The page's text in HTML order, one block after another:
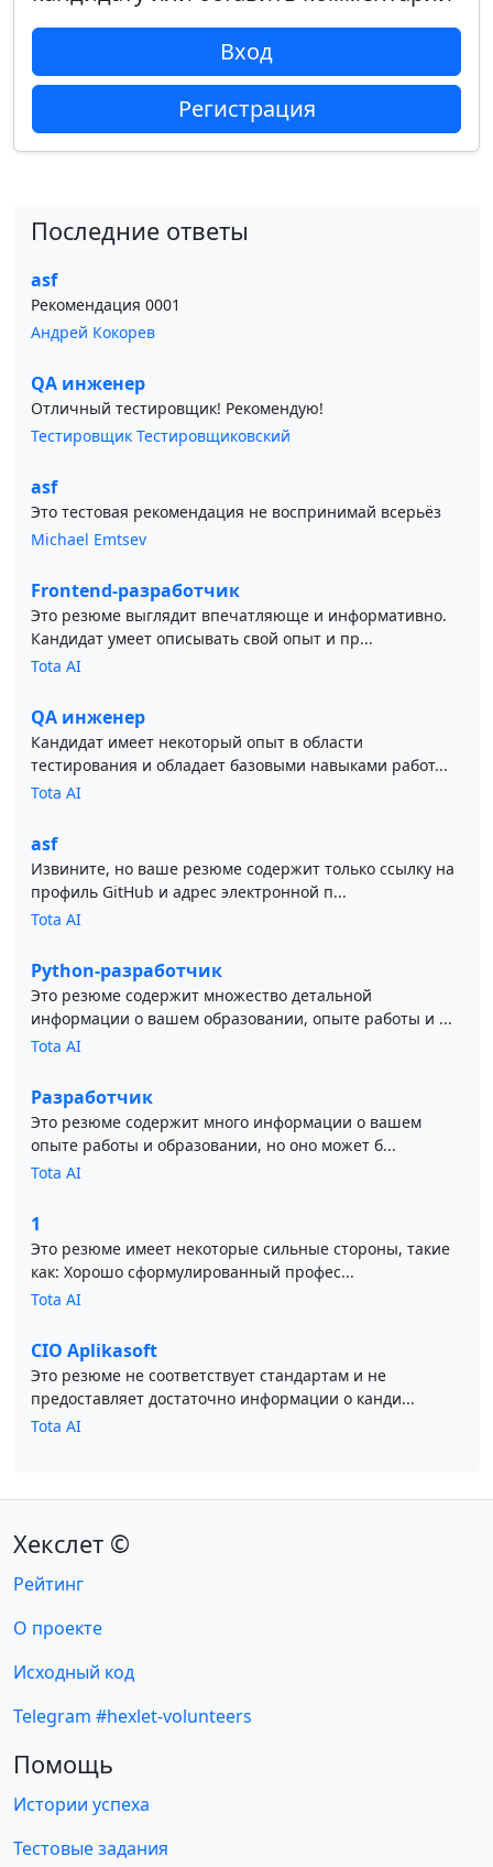
Вход
Регистрация
Последние ответы
asf
Рекомендация 0001
Андрей Кокорев
QA инженер
Отличный тестировщик! Рекомендую!
Тестировщик Тестировщиковский
asf
Это тестовая рекомендация не воспринимай всерьёз
Michael Emtsev
Frontend-разработчик
Это резюме выглядит впечатляюще и информативно.
Кандидат умеет описывать свой опыт и пр...
Tota AI
QA инженер
Кандидат имеет некоторый опыт в области
тестирования и обладает базовыми навыками работ...
Tota AI
asf
Извините, но ваше резюме содержит только ссылку на
профиль GitHub и адрес электронной п...
Tota AI
Python-разработчик
Это резюме содержит множество детальной
информации о вашем образовании, опыте работы и ...
Tota AI
Разработчик
Это резюме содержит много информации о вашем
опыте работы и образовании, но оно может б...
Tota AI
1
Это резюме имеет некоторые сильные стороны, такие
как: Хорошо сформулированный профес...
Tota AI
CIO Aplikasoft
Это резюме не соответствует стандартам и не
предоставляет достаточно информации о канди...
Tota AI
Хекслет ©
Рейтинг
О проекте
Исходный код
Telegram #hexlet-volunteers
Помощь
Истории успеха
Тестовые задания